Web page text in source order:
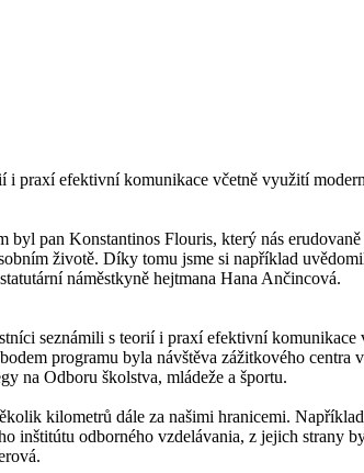
i praxí efektivní komunikace včetně využití
pan Konstantinos Flouris, který nás
životě. Díky tomu jsme si například
náměstkyně hejtmana Hana Ančincová.
seznámili s teorií i praxí efektivní
programu byla návštěva zážitkového
na Odboru školstva, mládeže a športu.
kilometrů dále za našimi hranicemi.
inštitútu odborného vzdelávania, z jejich strany